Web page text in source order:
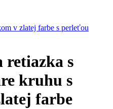
v zlatej farbe s perleťou
retiazka s
kruhu s
farbe